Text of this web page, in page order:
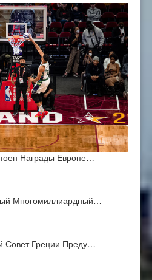
Награды Европе…
Многомиллиардный…
Совет Греции Преду…